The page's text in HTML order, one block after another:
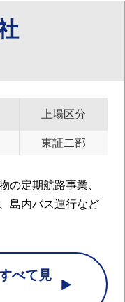
上場区分
東証二部
の定期航路事業、
島内バス運行など
べて見